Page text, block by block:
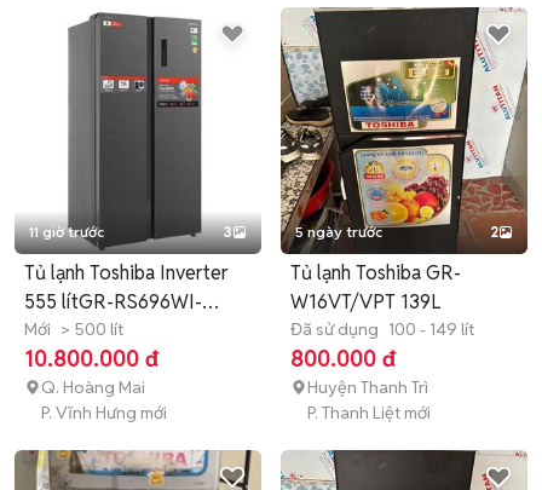
11 giờ trước 3
Tủ lạnh Toshiba Inverter
555 lítGR-RS696WI-
PMV(60)
Mới > 500 lít
10.800.000 đ
Q. Hoàng Mai
P. Vĩnh Hưng mới
5 ngày trước 2
Tủ lạnh Toshiba GR-
W16VT/VPT 139L
Đã sử dụng 100 - 149 lít
800.000 đ
Huyện Thanh Trì
P. Thanh Liệt mới